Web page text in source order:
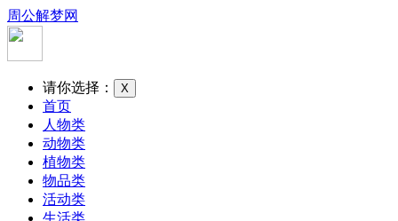
周公解梦网
请你选择： X
首页
人物类
动物类
植物类
物品类
活动类
生活类